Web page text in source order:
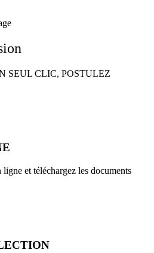
SEUL CLIC, POSTULEZ
et téléchargez les documents